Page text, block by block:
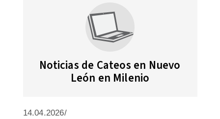
Noticias de Cateos en Nuevo
León en Milenio
14.04.2026/